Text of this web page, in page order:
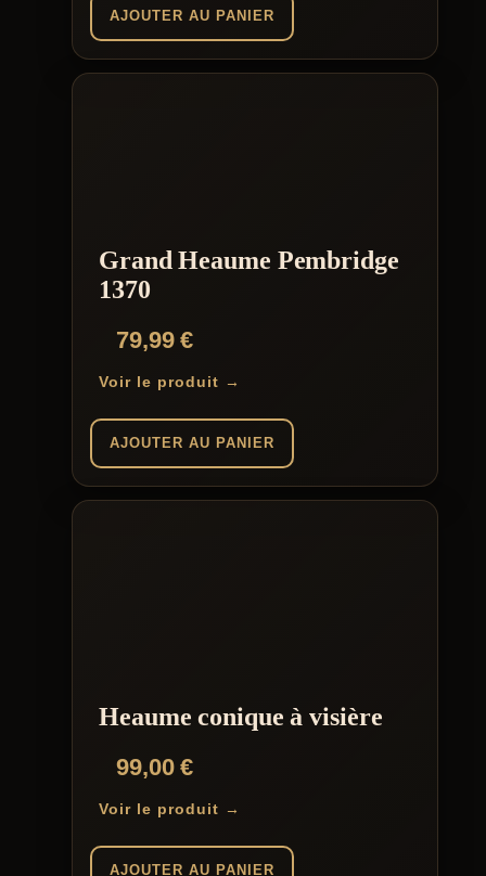
AJOUTER AU PANIER
Grand Heaume Pembridge
1370
79,99€
Voir le produit →
AJOUTER AU PANIER
Heaume conique à visière
99,00€
Voir le produit →
AJOUTER AU PANIER